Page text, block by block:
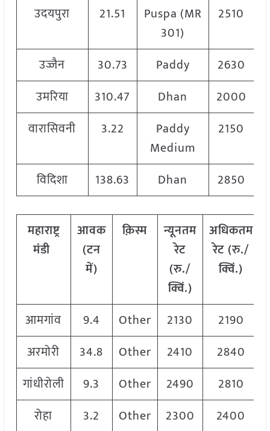
उदयपुरा
21.51
Puspa (MR
301)
2510
उज्जैन 30.73 Paddy 2630
उमरिया
310.47 Dhan 2000
वारासिवनी
3.22
Paddy
Medium
2150
विदिशा 138.63 Dhan 2850
महाराष्ट्र
मंडी
आवक
(टन
में)
क़िस्म
न्यूनतम
रेट
(रु./
क्विं.)
अधिकतम
रेट (रु./
क्विं.)
आमगांव 9.4 Other 2130
2190
अरमोरी
34.8 Other 2410 2840
गांधीरोली
9.3 Other 2490 2810
रोहा
3.2 Other 2300 2400